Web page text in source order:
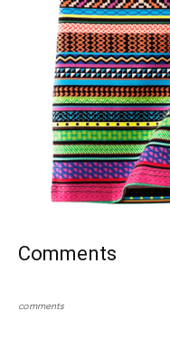
Comments
comments